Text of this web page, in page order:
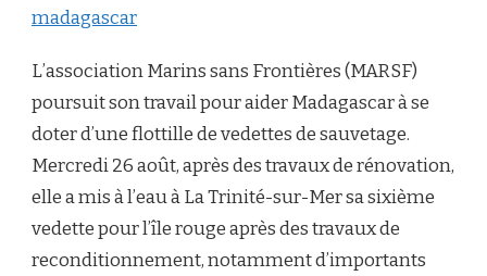
madagascar
L’association Marins sans Frontières (MARSF)
poursuit son travail pour aider Madagascar à se
doter d’une flottille de vedettes de sauvetage.
Mercredi 26 août, après des travaux de rénovation,
elle a mis à l’eau à La Trinité-sur-Mer sa sixième
vedette pour l’île rouge après des travaux de
reconditionnement, notamment d’importants